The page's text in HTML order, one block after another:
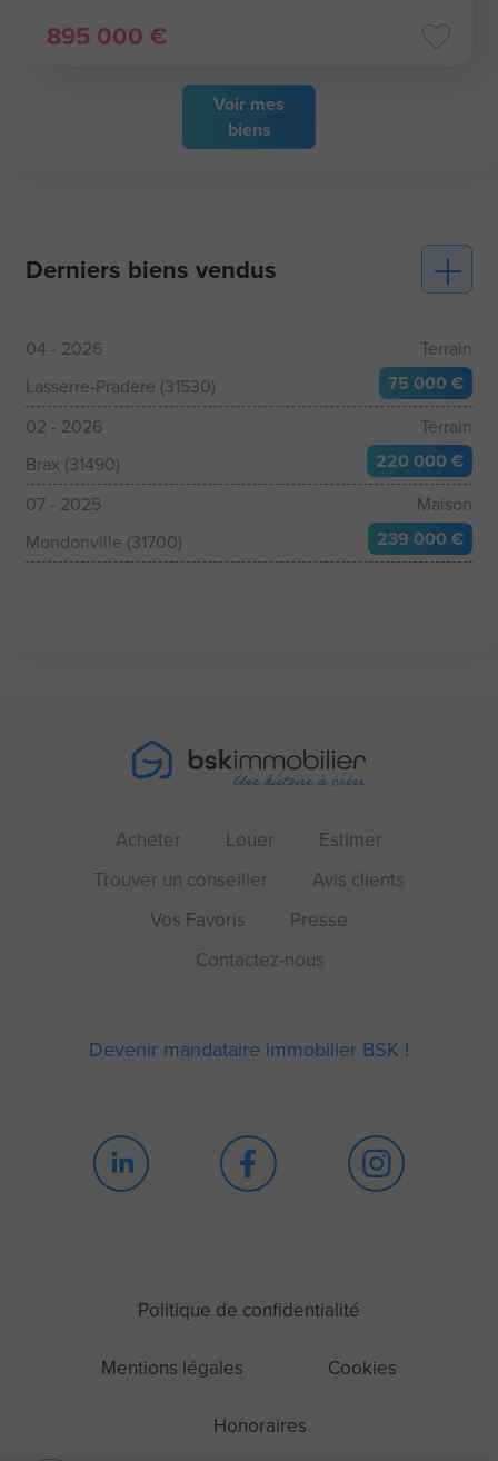
Voir mes
biens
895 000 €
Derniers biens vendus
04 - 2026
Terrain
Lasserre-Pradere (31530)
75 000 €
02 - 2026
Terrain
Brax (31490)
220 000 €
07 - 2025
Maison
Mondonville (31700)
239 000 €
Acheter Louer
Estimer
Trouver un conseiller
Avis clients
Vos Favoris
Presse
Contactez-nous
Devenir mandataire immobilier BSK !
Politique de confidentialité
Mentions légales Cookies
Honoraires
Blah blah blah Cookie
Bon ok, ces cookies ne sont ni sucrés, ni chocolatés, ni moelleux.
proposer les contenus que vous allez adorer dévorer. Et ça, ça vaut